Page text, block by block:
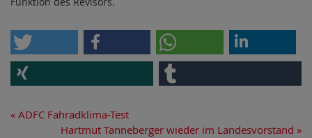
« ADFC Fahradklima-Test
Hartmut Tanneberger wieder im Landesvorstand »